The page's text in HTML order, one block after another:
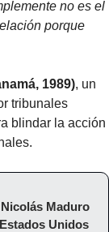
no es el
porque
1989), un
tribunales
blindar la acción
Nicolás Maduro
Unidos